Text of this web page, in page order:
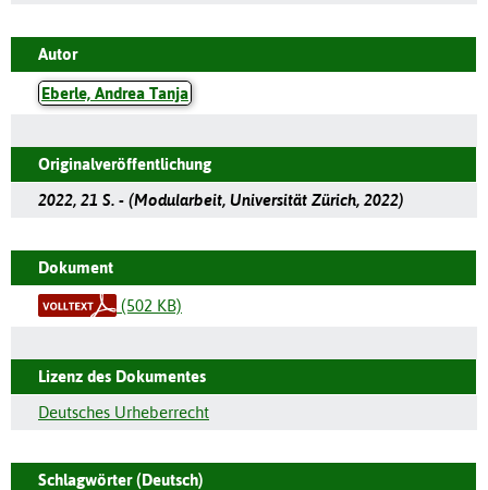
Autor
Eberle, Andrea Tanja
Originalveröffentlichung
2022, 21 S. - (Modularbeit, Universität Zürich, 2022)
Dokument
(502 KB)
Lizenz des Dokumentes
Deutsches Urheberrecht
Schlagwörter (Deutsch)